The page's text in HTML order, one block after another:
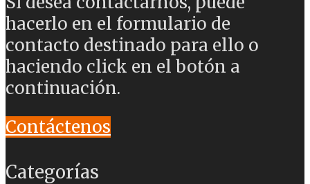
hacerlo en el formulario de
contacto destinado para ello o
haciendo click en el botón a
continuación.
Contáctenos
Categorías